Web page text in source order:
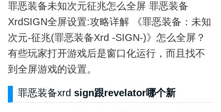
罪恶装备未知次元征兆怎么全屏 罪恶装备
XrdSIGN全屏设置:攻略详解 《罪恶装备：未知
次元-征兆(罪恶装备Xrd -SIGN-)》怎么全屏？
有些玩家打开游戏后是窗口化运行，而且找不
到全屏游戏的设置。
罪恶装备xrd sign跟revelator哪个新